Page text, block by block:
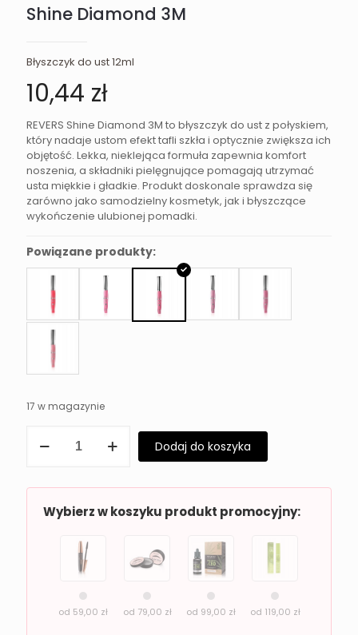
Shine Diamond 3M
Błyszczyk do ust 12ml
10,44 zł
REVERS Shine Diamond 3M to błyszczyk do ust z połyskiem,
który nadaje ustom efekt tafli szkła i optycznie zwiększa ich
objętość. Lekka, nieklejąca formuła zapewnia komfort
noszenia, a składniki pielęgnujące pomagają utrzymać
usta miękkie i gładkie. Produkt doskonale sprawdza się
zarówno jako samodzielny kosmetyk, jak i błyszczące
wykończenie ulubionej pomadki.
Powiązane produkty:
17 w magazynie
Błyszczyk
z
połyskiem
REVERS
Dodaj do koszyka
Wybierz w koszyku produkt promocyjny:
od 59,00 zł od 79,00 zł od 99,00 zł od 119,00 zł